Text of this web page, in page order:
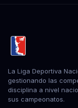
La Liga Deportiva
gestionando las
disciplina a nivel
sus campeonatos.